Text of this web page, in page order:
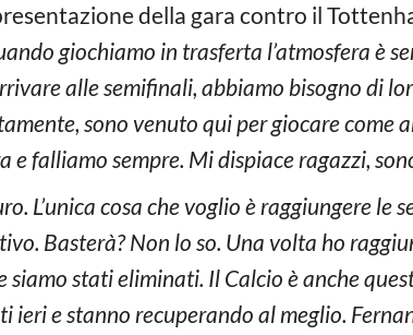
della gara contro il
giochiamo in trasferta l’atmosfera è
alle semifinali, abbiamo bisogno di
sono venuto qui per giocare come
e falliamo sempre. Mi dispiace ragazzi,
L’unica cosa che voglio è raggiungere
Basterà? Non lo so. Una volta ho
stati eliminati. Il Calcio è anche
ieri e stanno recuperando al meglio.